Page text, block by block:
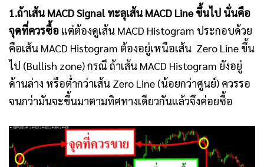
1.ถ้าเส้น MACD Signal ทะลุเส้น MACD Line ขึ้นไป นั่นคือ
จุดที่ควรซื้อ แต่ต้องดูเส้น MACD Histogram ประกอบด้วย
คือเส้น MACD Histogram ต้องอยู่เหนือเส้น Zero Line ขึ้น
ไป (Bullish zone) กรณี ถ้าเส้น MACD Histogram ยังอยู่
ด้านล่าง หรือต่ำกว่าเส้น Zero Line (น้อยกว่าศูนย์) ควรรอ
จนกว่ามันจะขึ้นมาตามทิศทางเดียวกันแล้วจึงค่อยซื้อ